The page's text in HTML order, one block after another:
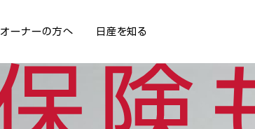
オーナーの方へ 日産を知る